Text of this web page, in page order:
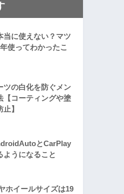
当に使えない？マツ
使ってわかったこ
ツの白化を防ぐメン
【コーティングや塗
】
とCarPlay
ようになること
ホイールサイズは19